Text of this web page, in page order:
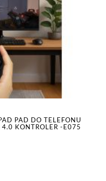
PAD DO TELEFONU
KONTROLER -E075